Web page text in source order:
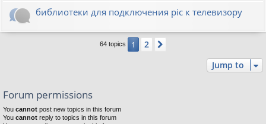
библиотеки для подключения pic к телевизору
64 topics 1 2
Jump to
Forum permissions
You cannot post new topics in this forum
You cannot reply to topics in this forum